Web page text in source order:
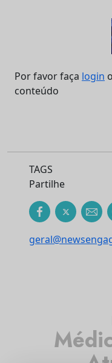
Por favor faça login
conteúdo
TAGS
Partilhe